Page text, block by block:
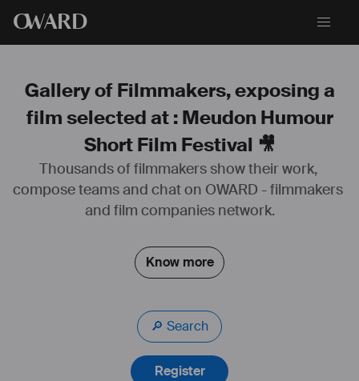
OWARD
Gallery of Filmmakers, exposing a
film selected at : Meudon Humour
Short Film Festival 🎥
Thousands of filmmakers show their work,
compose teams and chat on OWARD - filmmakers
and film companies network.
Know more
🔎 Search
Register
en privilégiant les rencontres #humaines qui ont du sens pour moi et
en multipliant les #collaborations artistiques aussi éclectiques
qu’enrichissantes.
#chef#opérateur